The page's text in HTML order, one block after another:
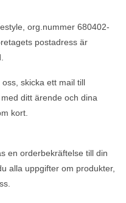
org.nummer 680402-
postadress är
skicka ett mail till
med ditt ärende och dina
kort.
en orderbekräftelse till din
alla uppgifter om produkter,